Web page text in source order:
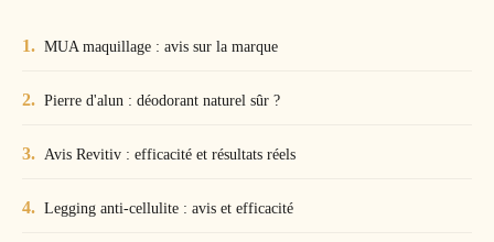
MUA maquillage : avis sur la marque
Pierre d'alun : déodorant naturel sûr ?
Avis Revitiv : efficacité et résultats réels
Legging anti-cellulite : avis et efficacité